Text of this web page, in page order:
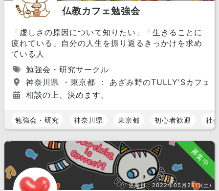
仏教カフェ勉強会
「虚しさの原因について知りたい」「生きることに
疲れている」自分の人生を振り返るきっかけを求め
ている人
勉強会・研究サークル
神奈川県 ・東京都 ： あざみ野のTULLY'Sカフェ
相談の上、決めます。
勉強会・研究 神奈川県 東京都 初心者歓迎 社
募集中
更新日：2022年05月28日(土)